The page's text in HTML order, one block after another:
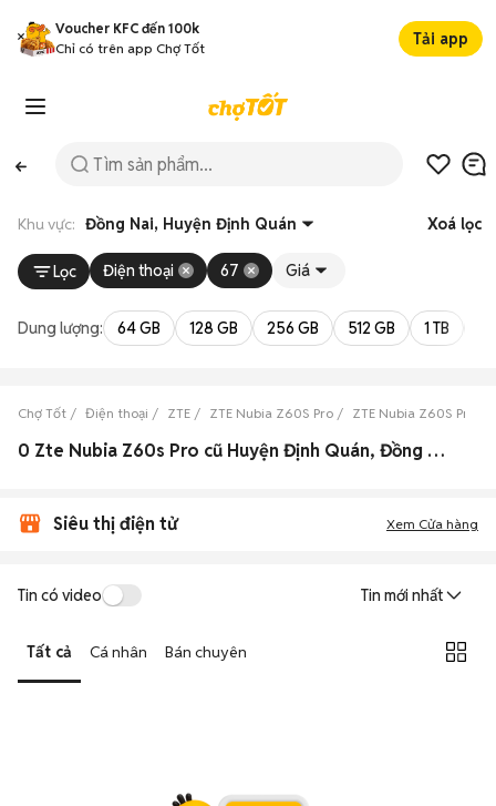
Voucher KFC đến 100k
Chỉ có trên app Chợ Tốt
Tải app
Khu vực: Đồng Nai, Huyện Định Quán Xoá lọc
Lọc Điện thoại 67 Giá
Dung lượng: 64 GB 128 GB 256 GB 512 GB 1 TB
Chợ Tốt Điện thoại ZTE ZTE Nubia Z60S Pro ZTE Nubia Z60S Pro
0 Zte Nubia Z60s Pro cũ Huyện Định Quán, Đồng Nai đẹp
Siêu thị điện tử Xem Cửa hàng
Tin có video Tin mới nhất
Tất cả Cá nhân Bán chuyên